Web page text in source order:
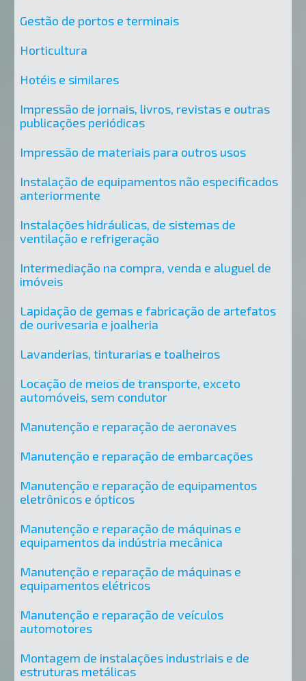
Gestão de portos e terminais
Horticultura
Hotéis e similares
Impressão de jornais, livros, revistas e outras
publicações periódicas
Impressão de materiais para outros usos
Instalação de equipamentos não especificados
anteriormente
Instalações hidráulicas, de sistemas de
ventilação e refrigeração
Intermediação na compra, venda e aluguel de
imóveis
Lapidação de gemas e fabricação de artefatos
de ourivesaria e joalheria
Lavanderias, tinturarias e toalheiros
Locação de meios de transporte, exceto
automóveis, sem condutor
Manutenção e reparação de aeronaves
Manutenção e reparação de embarcações
Manutenção e reparação de equipamentos
eletrônicos e ópticos
Manutenção e reparação de máquinas e
equipamentos da indústria mecânica
Manutenção e reparação de máquinas e
equipamentos elétricos
Manutenção e reparação de veículos
automotores
Montagem de instalações industriais e de
estruturas metálicas